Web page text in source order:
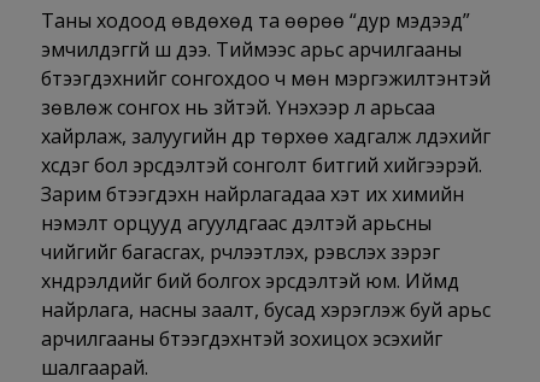
Таны ходоод өвдөхөд та өөрөө “дур мэдээд”
эмчилдэггүй шүү дээ. Тиймээс арьс арчилгааны
бүтээгдэхүүнийг сонгохдоо ч мөн мэргэжилтэнтэй
зөвлөж сонгох нь зүйтэй. Үнэхээр л арьсаа
хайрлаж, залуугийн дүр төрхөө хадгалж үлдэхийг
хүсдэг бол эрсдэлтэй сонголт битгий хийгээрэй.
Зарим бүтээгдэхүүн найрлагадаа хэт их химийн
нэмэлт орцууд агуулдгаас үүдэлтэй арьсны
чийгийг багасгах, үрчлээтүүлэх, үрэвсүүлэх зэрэг
хүндрэлүүдийг бий болгох эрсдэлтэй юм. Иймд
найрлага, насны заалт, бусад хэрэглэж буй арьс
арчилгааны бүтээгдэхүүнтэй зохицох эсэхийг
шалгаарай.